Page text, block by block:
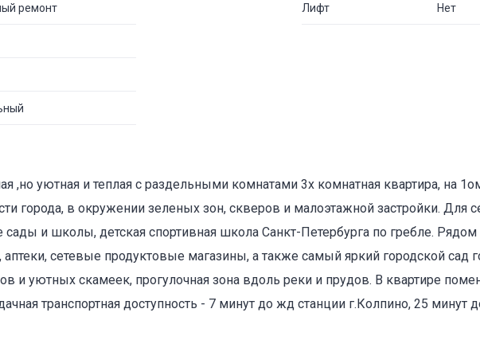
ремонт Лифт Нет
,но уютная и теплая с раздельными комнатами 3х комнатная квартира, на
города, в окружении зеленых зон, скверов и малоэтажной застройки. Для
сады и школы, детская спортивная школа Санкт-Петербурга по гребле.
сетевые продуктовые магазины, а также самый яркий городской сад
и уютных скамеек, прогулочная зона вдоль реки и прудов. В квартире
транспортная доступность - 7 минут до жд станции г.Колпино, 25 минут